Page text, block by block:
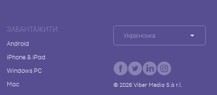
ЗАВАНТАЖИТИ
Android
iPhone & iPad
Windows PC
Mac
Українська
© 2026Viber Media S.à r.l.